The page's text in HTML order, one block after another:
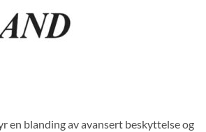
en blanding av avansert beskyttelse og